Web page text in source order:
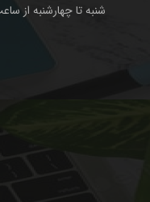
شنبه تا چهارشنبه از ساعت 10 الی 20 ، پنجشنبه ساعت 10